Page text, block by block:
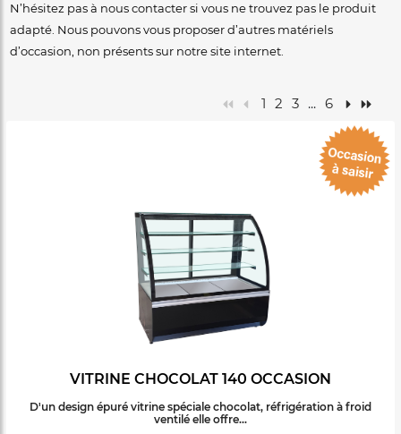
N’hésitez pas à nous contacter si vous ne trouvez pas le produit
adapté. Nous pouvons vous proposer d’autres matériels
d’occasion, non présents sur notre site internet.
1 2 3 ... 6
VITRINE CHOCOLAT 140 OCCASION
D'un design épuré vitrine spéciale chocolat, réfrigération à froid
ventilé elle offre...